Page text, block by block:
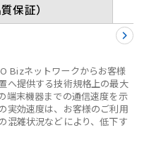
保証）
Bizネットワークからお客様
へ提供する技術規格上の最大
端末機器までの通信速度を示
実効速度は、お客様のご利用
混雑状況などにより、低下す